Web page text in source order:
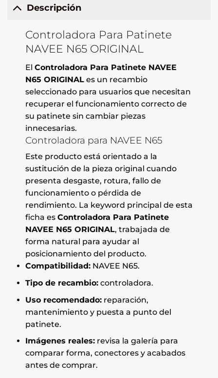
Descripción
Controladora Para Patinete
NAVEE N65 ORIGINAL
El Controladora Para Patinete NAVEE
N65 ORIGINALes un recambio
seleccionado para usuarios que necesitan
recuperar el funcionamiento correcto de
su patinete sin cambiar piezas
innecesarias.
Controladora para NAVEE N65
Este producto está orientado a la
sustitución de la pieza original cuando
presenta desgaste, rotura, fallo de
funcionamiento o pérdida de
rendimiento. La keyword principal de esta
ficha es Controladora Para Patinete
NAVEE N65 ORIGINAL, trabajada de
forma natural para ayudar al
posicionamiento del producto.
Compatibilidad:NAVEE N65.
Tipo de recambio:controladora.
Uso recomendado:reparación,
mantenimiento y puesta a punto del
patinete.
Imágenes reales:revisa la galería para
comparar forma, conectores y acabados
antes de comprar.